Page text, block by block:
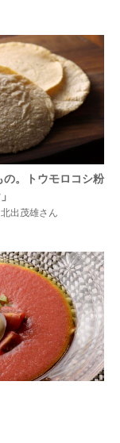
。トウモロコシ粉
出茂雄さん